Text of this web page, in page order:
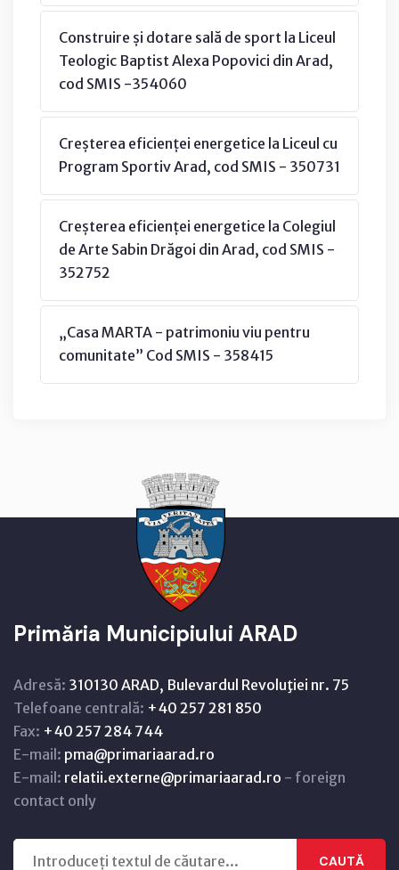
Construire și dotare sală de sport la Liceul
Teologic Baptist Alexa Popovici din Arad,
cod SMIS -354060
Creșterea eficienței energetice la Liceul cu
Program Sportiv Arad, cod SMIS - 350731
Creșterea eficienței energetice la Colegiul
de Arte Sabin Drăgoi din Arad, cod SMIS -
352752
„Casa MARTA - patrimoniu viu pentru
comunitate” Cod SMIS - 358415
Primăria Municipiului ARAD
Adresă: 310130 ARAD, Bulevardul Revoluţiei nr. 75
Telefoane centrală: +40 257 281 850
Fax: +40 257 284 744
E-mail: pma@primariaarad.ro
E-mail: relatii.externe@primariaarad.ro - foreign
contact only
CAUTĂ